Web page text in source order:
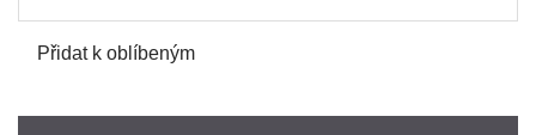
Přidat k oblíbeným